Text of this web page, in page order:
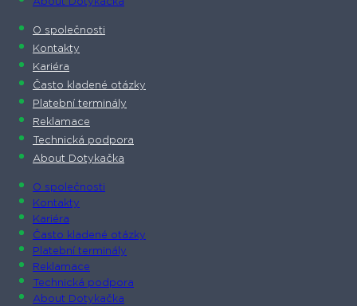
About Dotykačka
O společnosti
Kontakty
Kariéra
Často kladené otázky
Platební terminály
Reklamace
Technická podpora
About Dotykačka
O společnosti
Kontakty
Kariéra
Často kladené otázky
Platební terminály
Reklamace
Technická podpora
About Dotykačka